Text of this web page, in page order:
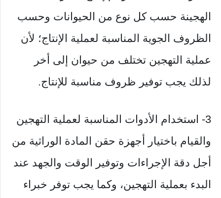
الهجينة حسب كل نوع من الحيوانات وحسب
الظروف الجوية المناسبة لعملية الإنتاج؛ لأن
عملية التهجين تختلف من حيوان إلى أخر
لذلك يجب توفير ظروف مناسبة للإنتاج.
3- استخدام الأدوات المناسبة لعملية التهجين
والقيام باختيار أجهزة حقن المادة الوراثية من
أجل دقة الإجراءات وتوفير الوقت والجهد عند
البدء بعملية التهجين، وكما يجب توفر خبراء